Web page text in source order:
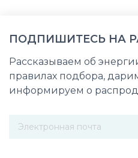
ПОДПИШИТЕСЬ НА
Рассказываем об
правилах подбора,
информируем о